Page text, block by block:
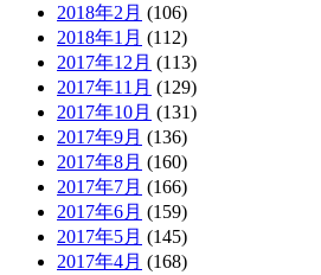
2018年2月 (106)
2018年1月 (112)
2017年12月 (113)
2017年11月 (129)
2017年10月 (131)
2017年9月 (136)
2017年8月 (160)
2017年7月 (166)
2017年6月 (159)
2017年5月 (145)
2017年4月 (168)